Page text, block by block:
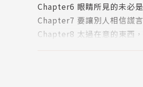
誤人子弟髒髒人。
藍旗左衽粉絲專頁：
噗浪：www.plurk.com/
Chapter6 眼睛所見的未必
Chapter7 要讓別人相信謊
Chapter8 太過在意的東西